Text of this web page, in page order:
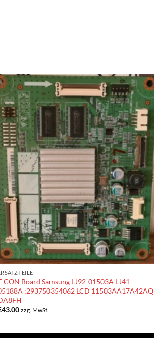
CON Board Samsung LJ92-01503A LJ41-
:293750354062 LCD 11503AA17A42AQ
43.00 zzg. MwSt.